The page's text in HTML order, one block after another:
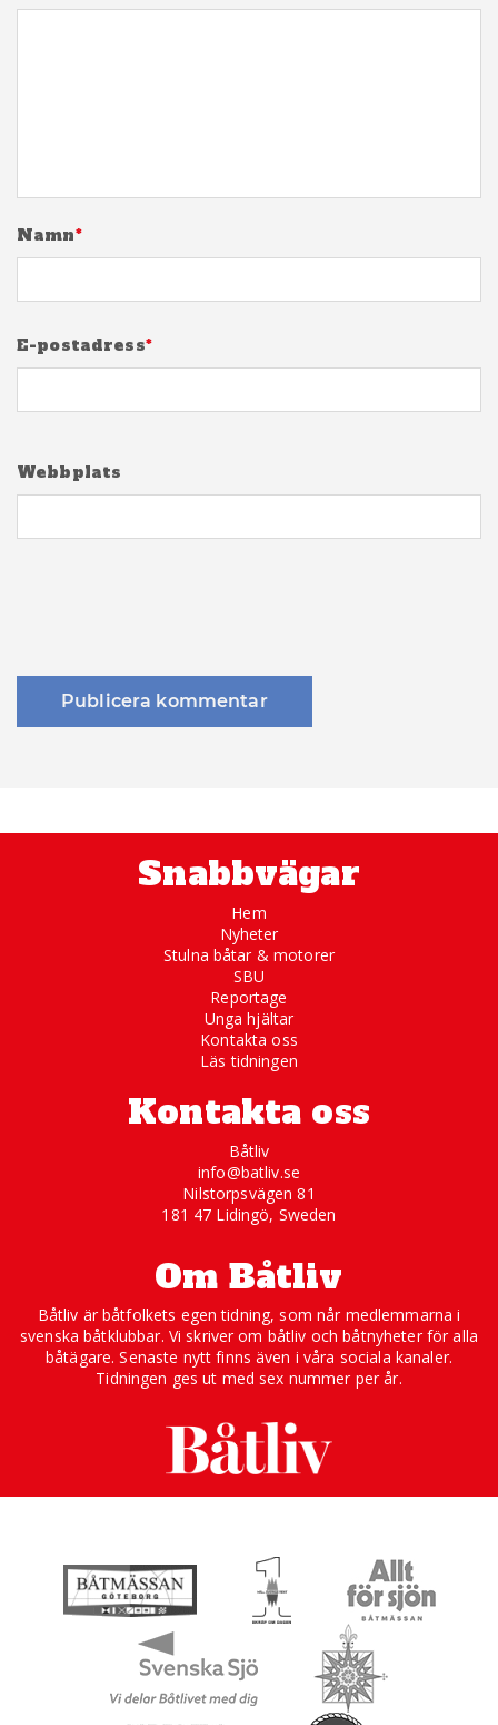
Namn*
E-postadress*
Webbplats
Snabbvägar
Hem
Nyheter
Stulna båtar & motorer
SBU
Reportage
Unga hjältar
Kontakta oss
Läs tidningen
Kontakta oss
Båtliv
info@batliv.se
Nilstorpsvägen 81
181 47 Lidingö, Sweden
Om Båtliv
Båtliv är båtfolkets egen tidning, som når medlemmarna i
svenska båtklubbar. Vi skriver om båtliv och båtnyheter för alla
båtägare. Senaste nytt finns även i våra sociala kanaler.
Tidningen ges ut med sex nummer per år.